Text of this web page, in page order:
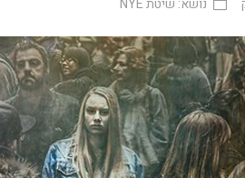
נושא: שיטת NYE